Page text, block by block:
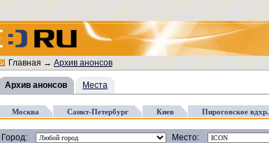
Главная→Архив анонсов
Архив анонсов Места
Москва Санкт-Петербург Киев Пироговское вдхр.
Город: Место: